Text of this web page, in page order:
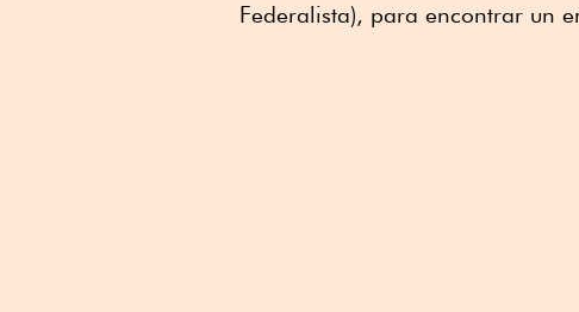
Federalista), para encontrar un